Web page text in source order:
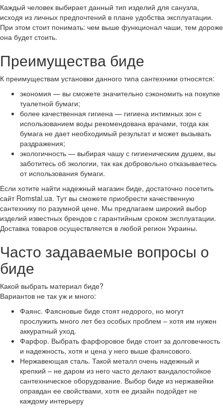
Каждый человек выбирает данный тип изделий для санузла,
исходя из личных предпочтений в плане удобства эксплуатации.
При этом стоит понимать: чем выше функционал чаши, тем дороже
она будет стоить.
Преимущества биде
К преимуществам установки данного типа сантехники относятся:
экономия — вы сможете значительно сэкономить на покупке
туалетной бумаги;
более качественная гигиена — гигиена интимных зон с
использованием воды рекомендована врачами, тогда как
бумага не дает необходимый результат и может вызывать
раздражения;
экологичность — выбирая чашу с гигиеническим душем, вы
заботитесь об экологии, так как добровольно отказываетесь
от использования бумаги.
Если хотите найти надежный магазин биде, достаточно посетить
сайт Romstal.ua. Тут вы сможете приобрести качественную
сантехнику по разумной цене. Мы предлагаем широкий выбор
изделий известных брендов с гарантийным сроком эксплуатации.
Доставка товаров осуществляется в любой регион Украины.
Часто задаваемые вопросы о
биде
Какой выбрать материал биде?
Вариантов не так уж и много:
Фаянс. Фаясновые биде стоят недорого, но могут
прослужить много лет без особых проблем – хотя им нужен
аккуратный уход.
Фарфор. Выбрать фарфоровое биде стоит за долговечность
и надежность, хотя и цена у него выше фаянсового.
Нержавеющая сталь. Такой металл очень надежный и
крепкий – не даром из него часто делают вандалостойкое
сантехническое оборудование. Выбор биде из нержавейки
оправдан ее свойствами, хотя ее дизайн подойдет не
каждому интерьеру